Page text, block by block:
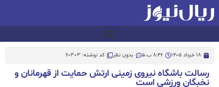
18 خرداد 1405 8:46 ب.ظ بدون نظر کد نوشته: 60303
رسالت باشگاه نیروی زمینی ارتش حمایت از قهرمانان و
نخبگان ورزشی است